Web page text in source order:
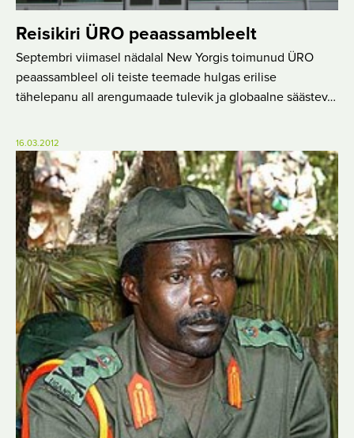
Reisikiri ÜRO peaassambleelt
Septembri viimasel nädalal New Yorgis toimunud ÜRO
peaassambleel oli teiste teemade hulgas erilise
tähelepanu all arengumaade tulevik ja globaalne säästev…
16.03.2012